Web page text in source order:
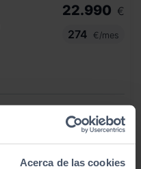
Acerca de las cookies
22.990 €
274
€/mes